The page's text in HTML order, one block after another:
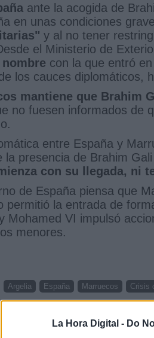
La Hora Digital - Do
ante la acogida de
en unas condiciones
y al no tener
el Ministerio de
con la que entró
los cauces diplomáticos,
mantiene que Brahim
no fuesen informados de
entre España y
la presencia de Brahim
con su llegada, ni
de España piensa que
permitió la entrada de
Mohamed VI impulsó
menores.
Argelia España Marruecos Crisis
NOTICIAS